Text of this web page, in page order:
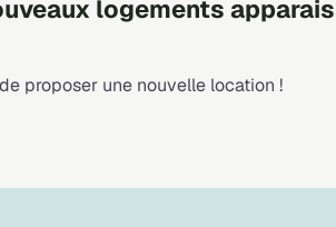
logements
proposer une nouvelle location !